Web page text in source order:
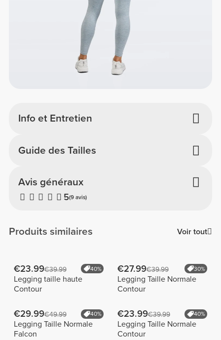
Info et Entretien
Avis généraux
5(9 avis)
Guide des Tailles
Produits similaires Voir tout
€23.99€39.99 40%
Legging taille haute
Contour
€27.99€39.99 30%
Legging Taille Normale
Contour
€29.99€49.99 40%
Legging Taille Normale
Falcon
€23.99€39.99 40%
Legging Taille Normale
Contour